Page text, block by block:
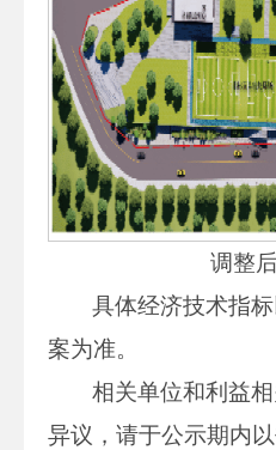
调整
具体经济技术指
案为准。
相关单位和利益
异议，请于公示期内